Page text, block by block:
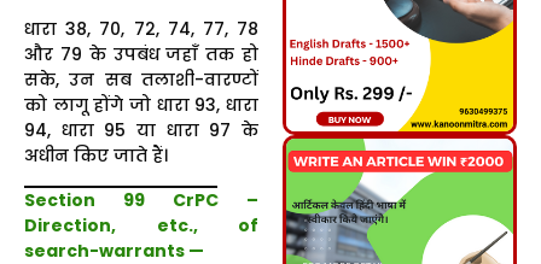
धारा 38, 70, 72, 74, 77, 78
और 79 के उपबंध जहाँ तक हो
सके, उन सब तलाशी-वारण्टों
को लागू होंगे जो धारा 93, धारा
94, धारा 95 या धारा 97 के
अधीन किए जाते हैं।
Section 99 CrPC –
Direction, etc., of
search-warrants —